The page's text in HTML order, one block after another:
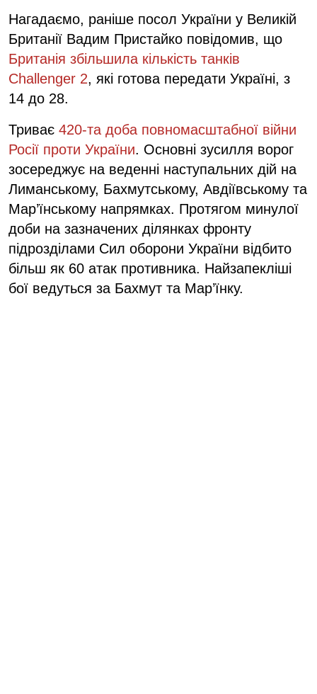
Нагадаємо, раніше посол України у Великій
Британії Вадим Пристайко повідомив, що
Британія збільшила кількість танків
Challenger 2, які готова передати Україні, з
14 до 28.
Триває 420-та доба повномасштабної війни
Росії проти України. Основні зусилля ворог
зосереджує на веденні наступальних дій на
Лиманському, Бахмутському, Авдіївському та
Мар’їнському напрямках. Протягом минулої
доби на зазначених ділянках фронту
підрозділами Сил оборони України відбито
більш як 60 атак противника. Найзапекліші
бої ведуться за Бахмут та Мар’їнку.